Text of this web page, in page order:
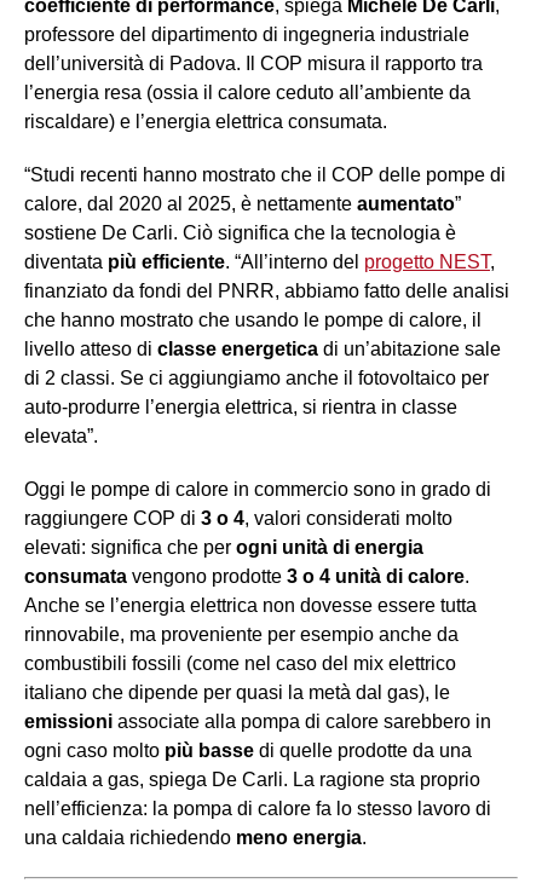
coefficiente di performance, spiega Michele De Carli,
professore del dipartimento di ingegneria industriale
dell’università di Padova. Il COP misura il rapporto tra
l’energia resa (ossia il calore ceduto all’ambiente da
riscaldare) e l’energia elettrica consumata.
“Studi recenti hanno mostrato che il COP delle pompe di
calore, dal 2020 al 2025, è nettamente aumentato”
sostiene De Carli. Ciò significa che la tecnologia è
diventata più efficiente. “All’interno del progetto NEST,
finanziato da fondi del PNRR, abbiamo fatto delle analisi
che hanno mostrato che usando le pompe di calore, il
livello atteso di classe energetica di un’abitazione sale
di 2 classi. Se ci aggiungiamo anche il fotovoltaico per
auto-produrre l’energia elettrica, si rientra in classe
elevata”.
Oggi le pompe di calore in commercio sono in grado di
raggiungere COP di 3 o 4, valori considerati molto
elevati: significa che per ogni unità di energia
consumata vengono prodotte 3 o 4 unità di calore.
Anche se l’energia elettrica non dovesse essere tutta
rinnovabile, ma proveniente per esempio anche da
combustibili fossili (come nel caso del mix elettrico
italiano che dipende per quasi la metà dal gas), le
emissioni associate alla pompa di calore sarebbero in
ogni caso molto più basse di quelle prodotte da una
caldaia a gas, spiega De Carli. La ragione sta proprio
nell’efficienza: la pompa di calore fa lo stesso lavoro di
una caldaia richiedendo meno energia.